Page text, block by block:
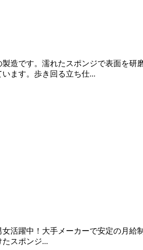
造です。濡れたスポンジで表面を
ます。歩き回る立ち仕...
女活躍中！大手メーカーで安定の月
スポンジ...